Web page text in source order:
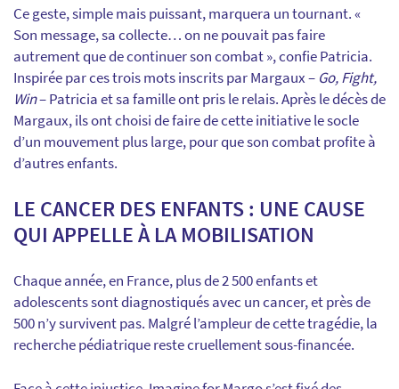
Ce geste, simple mais puissant, marquera un tournant. «
Son message, sa collecte… on ne pouvait pas faire
autrement que de continuer son combat », confie Patricia.
Inspirée par ces trois mots inscrits par Margaux – Go, Fight,
Win– Patricia et sa famille ont pris le relais. Après le décès de
Margaux, ils ont choisi de faire de cette initiative le socle
d’un mouvement plus large, pour que son combat profite à
d’autres enfants.
LE CANCER DES ENFANTS : UNE CAUSE
QUI APPELLE À LA MOBILISATION
Chaque année, en France, plus de 2 500 enfants et
adolescents sont diagnostiqués avec un cancer, et près de
500 n’y survivent pas. Malgré l’ampleur de cette tragédie, la
recherche pédiatrique reste cruellement sous-financée.